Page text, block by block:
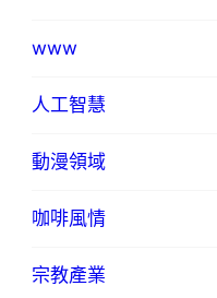
www
人工智慧
動漫領域
咖啡風情
宗教產業